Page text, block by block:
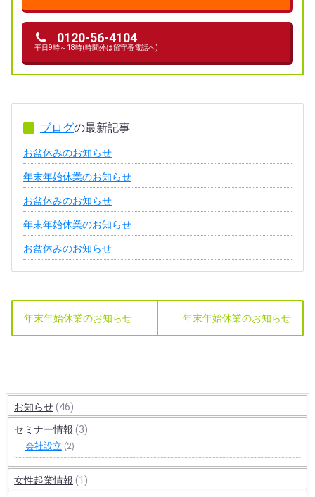
0120-56-4104
平日9時～18時(時間外は留守番電話へ)
ブログの最新記事
お盆休みのお知らせ
年末年始休業のお知らせ
お盆休みのお知らせ
年末年始休業のお知らせ
お盆休みのお知らせ
年末年始休業のお知らせ 年末年始休業のお知らせ
お知らせ(46)
セミナー情報 (3)
会社設立 (2)
女性起業情報 (1)